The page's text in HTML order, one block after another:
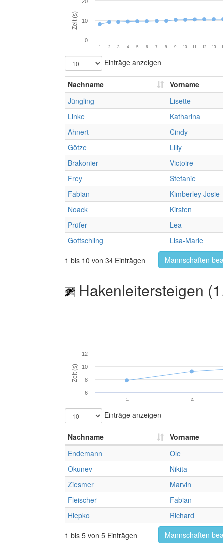
Zeit (s)
1. 2. 3. 4. 5. 6. 7. 8. 9. 10. 11. 12. 13.
0
10
20
Einträge anzeigen
Nachname
Vorname
Jüngling
Lisette
Linke
Katharina
Ahnert
Cindy
Götze
Lilly
Brakonier
Victoire
Frey
Stefanie
Fabian
Kimberley Josie
Noack
Kirsten
Prüfer
Lea
Gottschling
Lisa-Marie
1 bis 10 von 34 Einträgen
Mannschaften
Hakenleitersteigen
Zeit (s)
1. 2.
6
8
10
12
Einträge anzeigen
Nachname
Vorname
Endemann
Ole
Okunev
Nikita
Ziesmer
Marvin
Fleischer
Fabian
Hiepko
Richard
1 bis 5 von 5 Einträgen
Mannschaften